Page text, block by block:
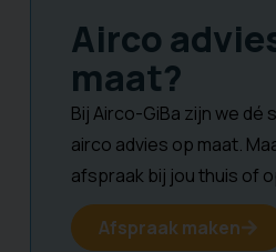
Airco
maat?
Bij Airco-GiBa zijn we dé
airco advies op maat.
afspraak bij jou thuis of
Afspraak maken